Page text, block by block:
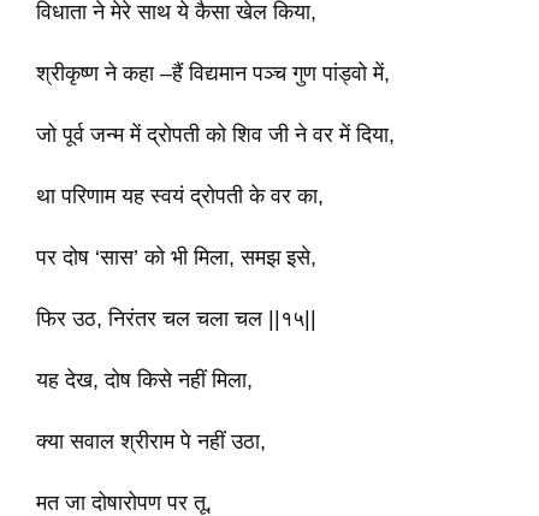
विधाता ने मेरे साथ ये कैसा खेल किया,
श्रीकृष्ण ने कहा –हैं विद्यमान पञ्च गुण पांड्वो में,
जो पूर्व जन्म में द्रोपती को शिव जी ने वर में दिया,
था परिणाम यह स्वयं द्रोपती के वर का,
पर दोष ‘सास’ को भी मिला, समझ इसे,
फिर उठ, निरंतर चल चला चल ||१५||
यह देख, दोष किसे नहीं मिला,
क्या सवाल श्रीराम पे नहीं उठा,
मत जा दोषारोपण पर तू,